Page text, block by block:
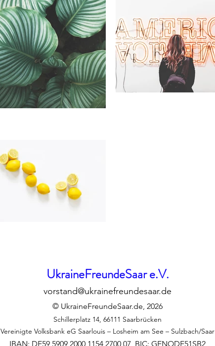
UkraineFreundeSaar e.V.
vorstand@ukrainefreundesaar.de
© UkraineFreundeSaar.de, 2026
Schillerplatz 14, 66111 Saarbrücken
Vereinigte Volksbank eG Saarlouis – Losheim am See – Sulzbach/Saar
IBAN: DE59 5909 2000 1154 2700 07, BIC: GENODE51SB2